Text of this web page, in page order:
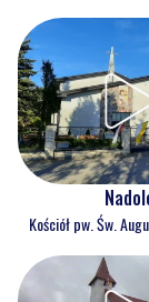
Kościół pw. Św.